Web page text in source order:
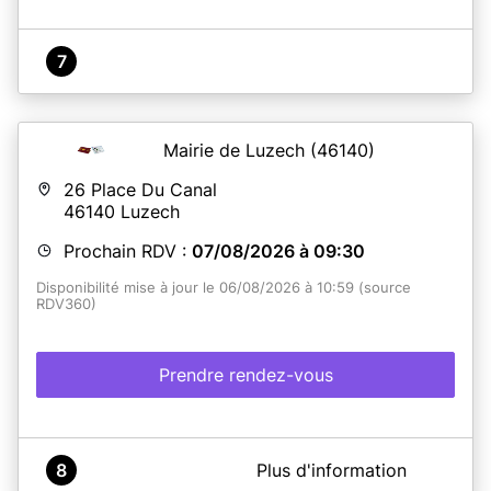
7
Mairie de Luzech (46140)
26 Place Du Canal
46140 Luzech
Prochain RDV : 07/08/2026 à 09:30
Disponibilité mise à jour le 06/08/2026 à 10:59 (source
RDV360)
Prendre rendez-vous
A propos de Mairie de Luzech - Service CNI Passeports
8 Plus d'information